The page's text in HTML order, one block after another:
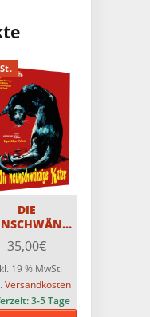
DIE
– 3-Disc
ASTRO
Cover D –
auf 111
– 4K auf
35,00€
19 % MwSt.
Versandkosten
3-5 Tage